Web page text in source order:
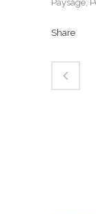
Paysage,
Share